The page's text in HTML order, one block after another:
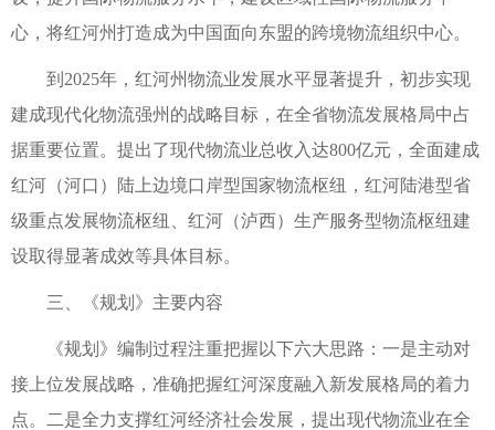
心，将红河州打造成为中国面向东盟的跨境物流组织中心。
到2025年，红河州物流业发展水平显著提升，初步实现
建成现代化物流强州的战略目标，在全省物流发展格局中占
据重要位置。提出了现代物流业总收入达800亿元，全面建成
红河（河口）陆上边境口岸型国家物流枢纽，红河陆港型省
级重点发展物流枢纽、红河（泸西）生产服务型物流枢纽建
设取得显著成效等具体目标。
三、《规划》主要内容
《规划》编制过程注重把握以下六大思路：一是主动对
接上位发展战略，准确把握红河深度融入新发展格局的着力
点。二是全力支撑红河经济社会发展，提出现代物流业在全